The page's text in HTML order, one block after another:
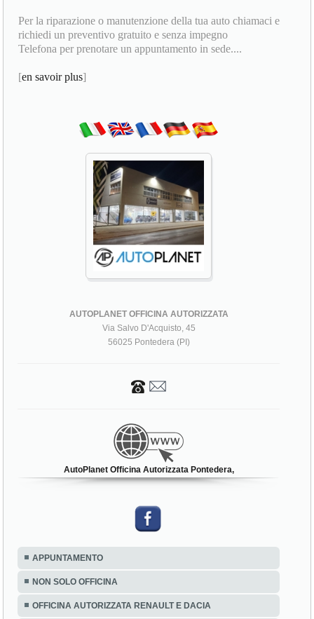
Per la riparazione o manutenzione della tua auto chiamaci e
richiedi un preventivo gratuito e senza impegno
Telefona per prenotare un appuntamento in sede....
[en savoir plus]
AUTOPLANET OFFICINA AUTORIZZATA
Via Salvo D'Acquisto, 45
56025 Pontedera (PI)
AutoPlanet Officina Autorizzata Pontedera,
APPUNTAMENTO
NON SOLO OFFICINA
OFFICINA AUTORIZZATA RENAULT E DACIA